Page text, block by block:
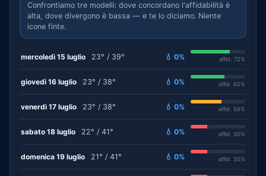
Confrontiamo tre modelli: dove concordano l'affidabilità è
alta, dove divergono è bassa — e te lo diciamo. Niente
icone finte.
mercoledì 15 luglio 23° / 39° 💧 0% affid. 72%
giovedì 16 luglio 23° / 38° 💧 0% affid. 62%
venerdì 17 luglio 23° / 38° 💧 0% affid. 56%
sabato 18 luglio 22° / 41° 💧 0% affid. 30%
domenica 19 luglio 21° / 41° 💧 0% affid. 30%